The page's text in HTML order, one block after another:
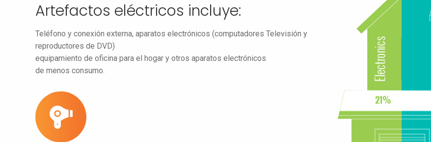
Artefactos eléctricos incluye:
Teléfono y conexión externa, aparatos electrónicos (computadores Televisión y
reproductores de DVD)
equipamiento de oficina para el hogar y otros aparatos electrónicos
de menos consumo.